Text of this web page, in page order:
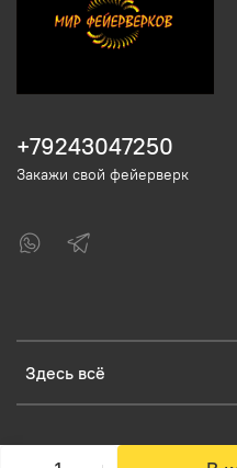
Здесь всё
+79243047250
Закажи свой фейерверк